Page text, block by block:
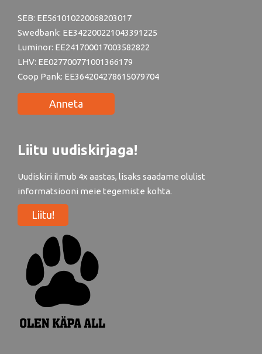
SEB: EE561010220068203017
Swedbank: EE342200221043391225
Luminor: EE241700017003582822
LHV: EE027700771001366179
Coop Pank: EE364204278615079704
Anneta
Liitu uudiskirjaga!
Uudiskiri ilmub 4x aastas, lisaks saadame olulist
informatsiooni meie tegemiste kohta.
Liitu!